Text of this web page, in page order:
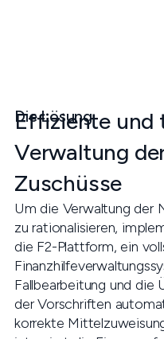
Die Lösung
Effiziente und
Verwaltung
Zuschüsse
Um die Verwaltung der
zu rationalisieren,
die F2-Plattform, ein
Fallbearbeitung und die
der Vorschriften
korrekte